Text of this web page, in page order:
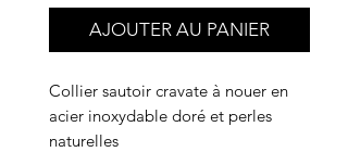
AJOUTER AU PANIER
Collier sautoir cravate à nouer en
acier inoxydable doré et perles
naturelles